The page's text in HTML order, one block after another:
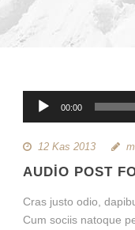
Ses
oynatıcı
00:00
12 Kas 2013
AUDIO POST
Cras justo odio,
Cum sociis natoque